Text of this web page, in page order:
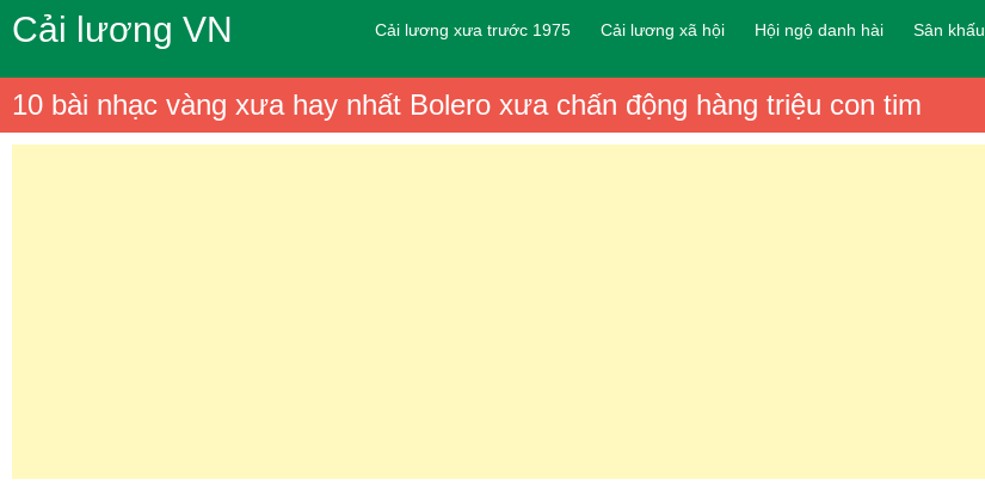
Cải lương VN Cải lương xưa trước 1975 Cải lương xã hội Hội ngộ danh hài Sân khấu
10 bài nhạc vàng xưa hay nhất Bolero xưa chấn động hàng triệu con tim